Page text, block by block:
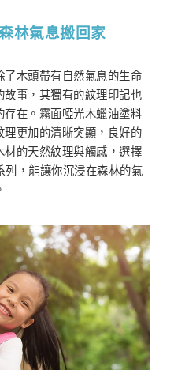
林氣息搬回家
木頭帶有自然氣息的生命
事，其獨有的紋理印記也
在。霧面啞光木蠟油塗料
更加的清晰突顯，良好的
的天然紋理與觸感，選擇
，能讓你沉浸在森林的氣